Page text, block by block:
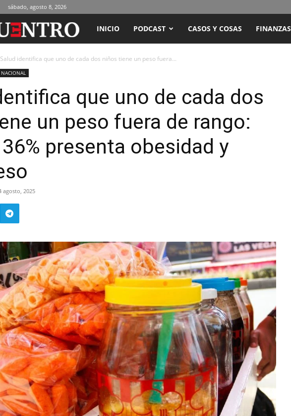
sábado, agosto 8, 2026
ENCUENTRO
RADIO
TELEVISIÓN
INICIO PODCAST CASOS Y COSAS FINANZAS
Salud identifica que uno de cada dos niños tiene un peso fuera...
NACIONAL
que uno de cada dos
un peso fuera de rango:
presenta obesidad y
agosto, 2025